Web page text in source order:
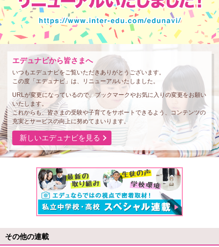
エデュナビから皆さまへ
いつもエデュナビをご覧いただきありがとうございます。
この度「エデュナビ」は、リニューアルいたしました。
URLが変更になっているので、ブックマークやお気に入りの変更をお願い
いたします。
これからも、皆さまの受験や子育てをサポートできるよう、コンテンツの
充実とサービスの向上に努めてまいります。
新しいエデュナビを見る
その他の連載